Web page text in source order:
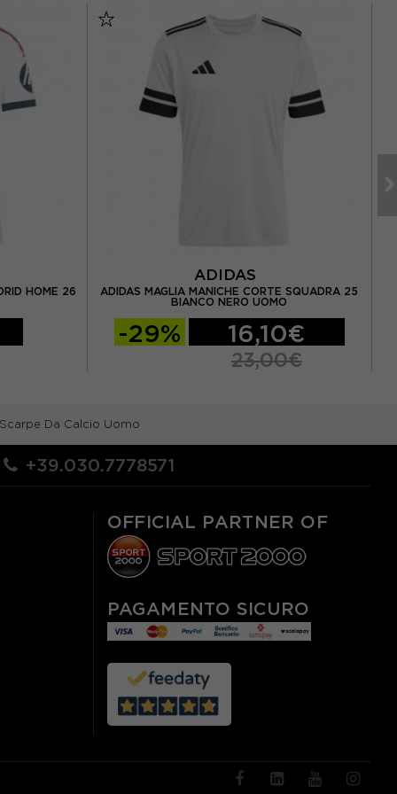
HOME 26
ADIDAS
ADIDAS MAGLIA MANICHE CORTE SQUADRA 25
BIANCO NERO UOMO
-29% 16,10€
23,00€
Da Calcio Uomo
+39.030.7778571
OFFICIAL PARTNER OF
PAGAMENTO SICURO